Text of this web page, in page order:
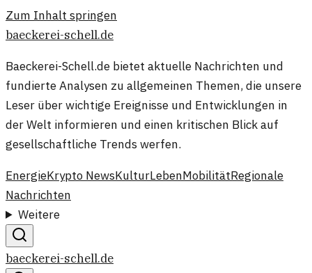
Zum Inhalt springen
baeckerei-schell.de
Baeckerei-Schell.de bietet aktuelle Nachrichten und
fundierte Analysen zu allgemeinen Themen, die unsere
Leser über wichtige Ereignisse und Entwicklungen in
der Welt informieren und einen kritischen Blick auf
gesellschaftliche Trends werfen.
EnergieKrypto NewsKulturLebenMobilitätRegionale
Nachrichten
Weitere
baeckerei-schell.de